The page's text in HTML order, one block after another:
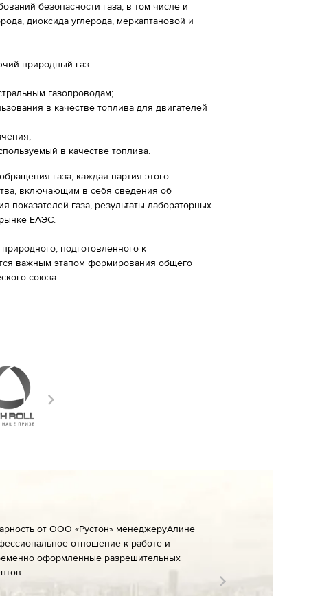
безопасности газа, в том числе и
диоксида углерода, меркаптановой и
природный газ:
газопроводам;
в качестве топлива для двигателей
в качестве топлива.
газа, каждая партия этого
включающим в себя сведения об
показателей газа, результаты лабораторных
ЕАЭС.
подготовленного к
важным этапом формирования общего
союза.
от ООО «Рустон» менеджеруАлине
отношение к работе и
оформленные разрешительных